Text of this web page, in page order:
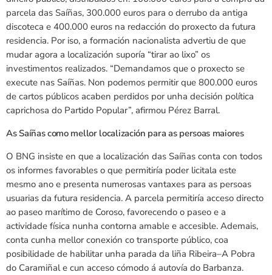
parcela das Saíñas, 300.000 euros para o derrubo da antiga
discoteca e 400.000 euros na redacción do proxecto da futura
residencia. Por iso, a formación nacionalista advertiu de que
mudar agora a localización suporía “tirar ao lixo” os
investimentos realizados. “Demandamos que o proxecto se
execute nas Saíñas. Non podemos permitir que 800.000 euros
de cartos públicos acaben perdidos por unha decisión política
caprichosa do Partido Popular”, afirmou Pérez Barral.
As Saíñas como mellor localización para as persoas maiores
O BNG insiste en que a localización das Saíñas conta con todos
os informes favorables o que permitiría poder licitala este
mesmo ano e presenta numerosas vantaxes para as persoas
usuarias da futura residencia. A parcela permitiría acceso directo
ao paseo marítimo de Coroso, favorecendo o paseo e a
actividade física nunha contorna amable e accesible. Ademais,
conta cunha mellor conexión co transporte público, coa
posibilidade de habilitar unha parada da liña Ribeira–A Pobra
do Caramiñal e cun acceso cómodo á autovía do Barbanza.